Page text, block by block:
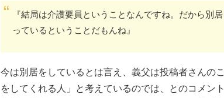
『結局は介護要員ということなんですね。だから別
っているということだもんね』
今は別居をしているとは言え、義父は投稿者さんの
をしてくれる人」と考えているのでは、とのコメン